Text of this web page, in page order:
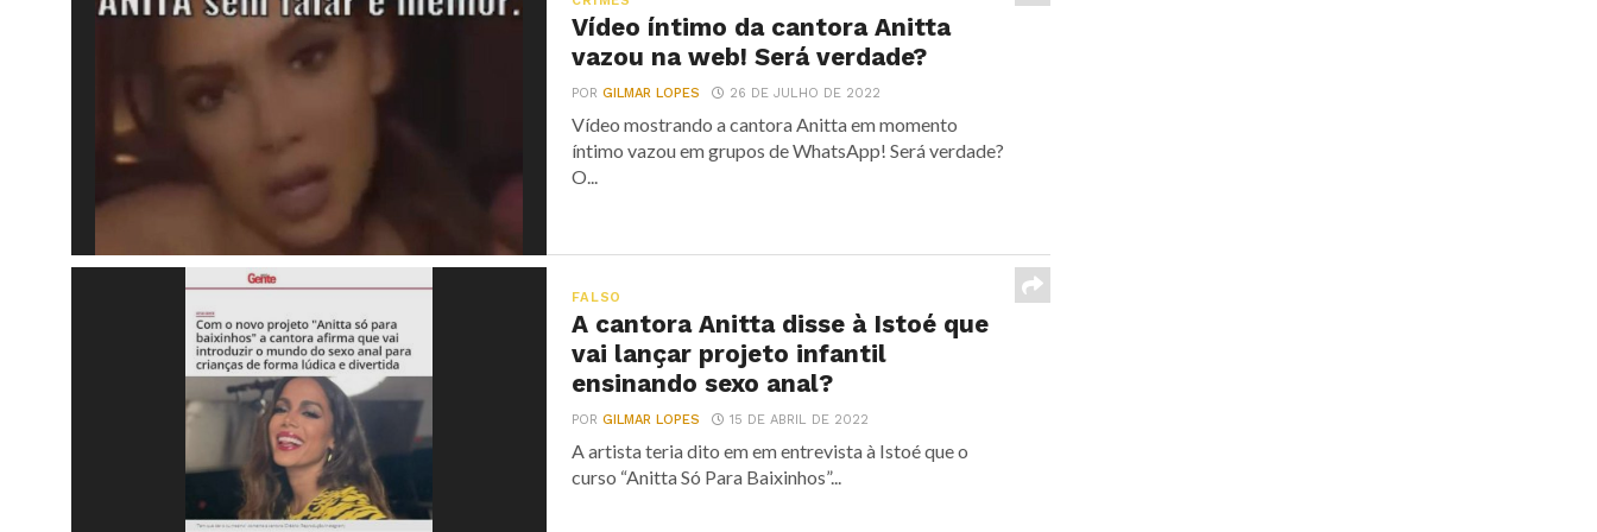
Vídeo íntimo da cantora Anitta
vazou na web! Será verdade?
PORGILMAR LOPES 26 DE JULHO DE 2022
Vídeo mostrando a cantora Anitta em momento
íntimo vazou em grupos de WhatsApp! Será verdade?
O...
FALSO
A cantora Anitta disse à Istoé que
vai lançar projeto infantil
ensinando sexo anal?
PORGILMAR LOPES 15 DE ABRIL DE 2022
A artista teria dito em em entrevista à Istoé que o
curso “Anitta Só Para Baixinhos”...